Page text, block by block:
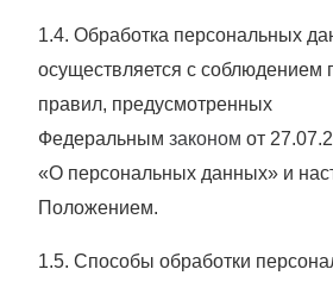
1.4. Обработка персональных
осуществляется с соблюдением
правил, предусмотренных
Федеральным законом от
«О персональных данных» и
Положением.
1.5. Способы обработки